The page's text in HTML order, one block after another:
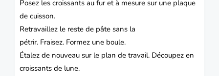
Posez les croissants au fur et à mesure sur une plaque
de cuisson.
Retravaillez le reste de pâte sans la
pétrir. Fraisez. Formez une boule.
Étalez de nouveau sur le plan de travail. Découpez en
croissants de lune.